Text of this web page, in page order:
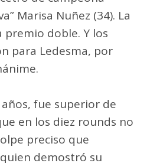
Marisa Nuñez (34). La
premio doble. Y los
para Ledesma, por
fue superior de
en los diez rounds no
preciso que
demostró su